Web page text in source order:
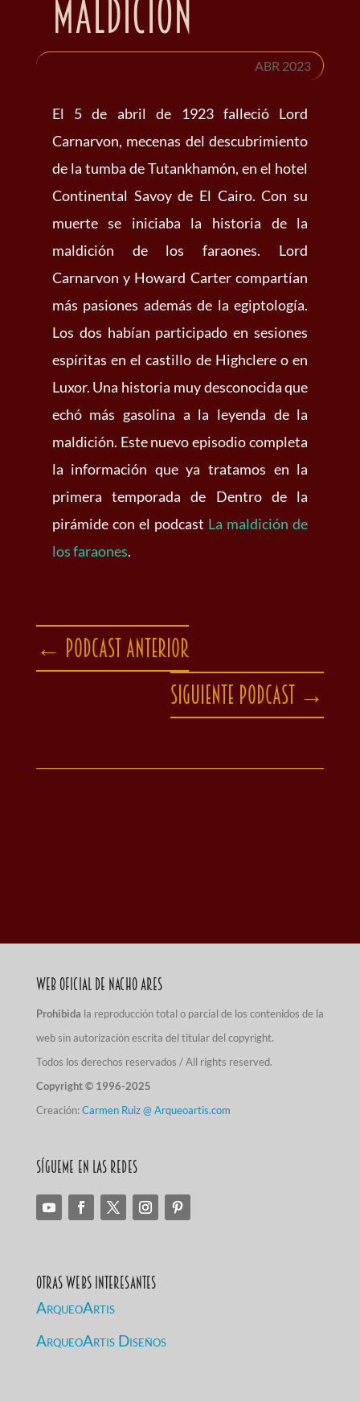
maldición
ABR 2023
El 5 de abril de 1923 falleció Lord
Carnarvon, mecenas del descubrimiento
de la tumba de Tutankhamón, en el hotel
Continental Savoy de El Cairo. Con su
muerte se iniciaba la historia de la
maldición de los faraones. Lord
Carnarvon y Howard Carter compartían
más pasiones además de la egiptología.
Los dos habían participado en sesiones
espíritas en el castillo de Highclere o en
Luxor. Una historia muy desconocida que
echó más gasolina a la leyenda de la
maldición. Este nuevo episodio completa
la información que ya tratamos en la
primera temporada de Dentro de la
pirámide con el podcast La maldición de
los faraones.
← Podcast anterior
Siguiente podcast →
Web Oficial de Nacho Ares
Prohibida la reproducción total o parcial de los contenidos de la
web sin autorización escrita del titular del copyright.
Todos los derechos reservados / All rights reserved.
Copyright © 1996-2025
Creación:Carmen Ruiz @ Arqueoartis.com
Sígueme en las redes
Otras Webs Interesantes
ArqueoArtis
ArqueoArtis Diseños